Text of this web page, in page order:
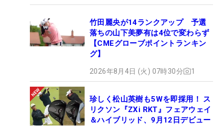
竹田麗央が14ランクアップ 予選
落ちの山下美夢有は4位で変わらず
【CMEグローブポイントランキン
グ】
2026年8月4日 (火) 07時30分 1
珍しく松山英樹も5Wを即採用！ ス
リクソン『ZXi RKT』フェアウェイ
＆ハイブリッド、9月12日デビュー